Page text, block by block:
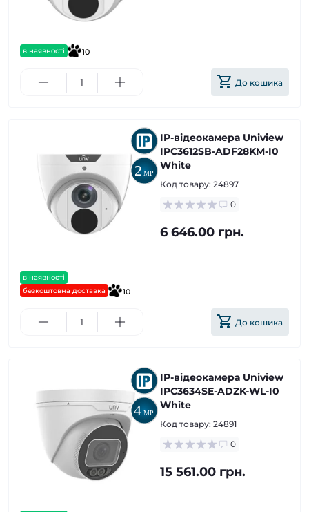
в наявності 10
До кошика
в наявності
безкоштовна доставка
10
IP-відеокамера Uniview
IPC3612SB-ADF28KM-I0
White
Код товару: 24897
0
6 646.00 грн.
До кошика
IP-відеокамера Uniview
IPC3634SE-ADZK-WL-I0
White
Код товару: 24891
0
15 561.00 грн.